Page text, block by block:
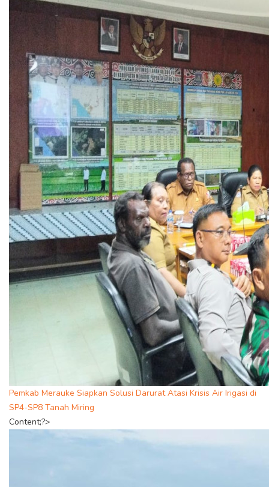
Pemkab Merauke Siapkan Solusi Darurat Atasi Krisis Air Irigasi di
SP4-SP8 Tanah Miring
Content;?>